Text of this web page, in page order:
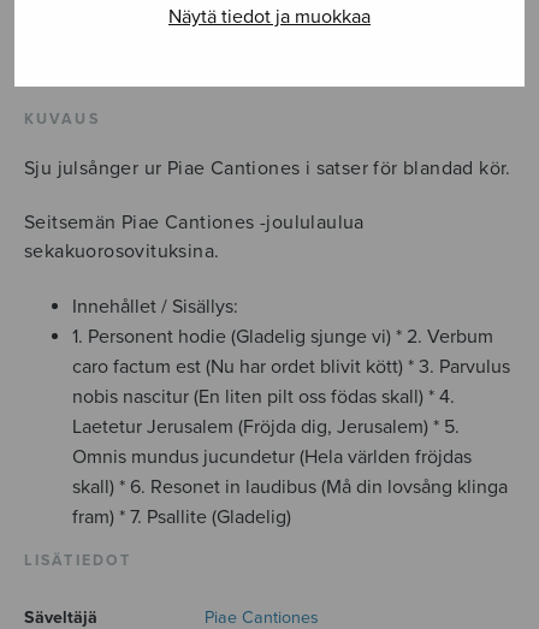
Näytä tiedot ja muokkaa
Tuotetunnus (SKU):CG6631
KUVAUS
Sju julsånger ur Piae Cantiones i satser för blandad kör.
Seitsemän Piae Cantiones -joululaulua
sekakuorosovituksina.
Innehållet / Sisällys:
1. Personent hodie (Gladelig sjunge vi) * 2. Verbum
caro factum est (Nu har ordet blivit kött) * 3. Parvulus
nobis nascitur (En liten pilt oss födas skall) * 4.
Laetetur Jerusalem (Fröjda dig, Jerusalem) * 5.
Omnis mundus jucundetur (Hela världen fröjdas
skall) * 6. Resonet in laudibus (Må din lovsång klinga
fram) * 7. Psallite (Gladelig)
LISÄTIEDOT
Säveltäjä Piae Cantiones